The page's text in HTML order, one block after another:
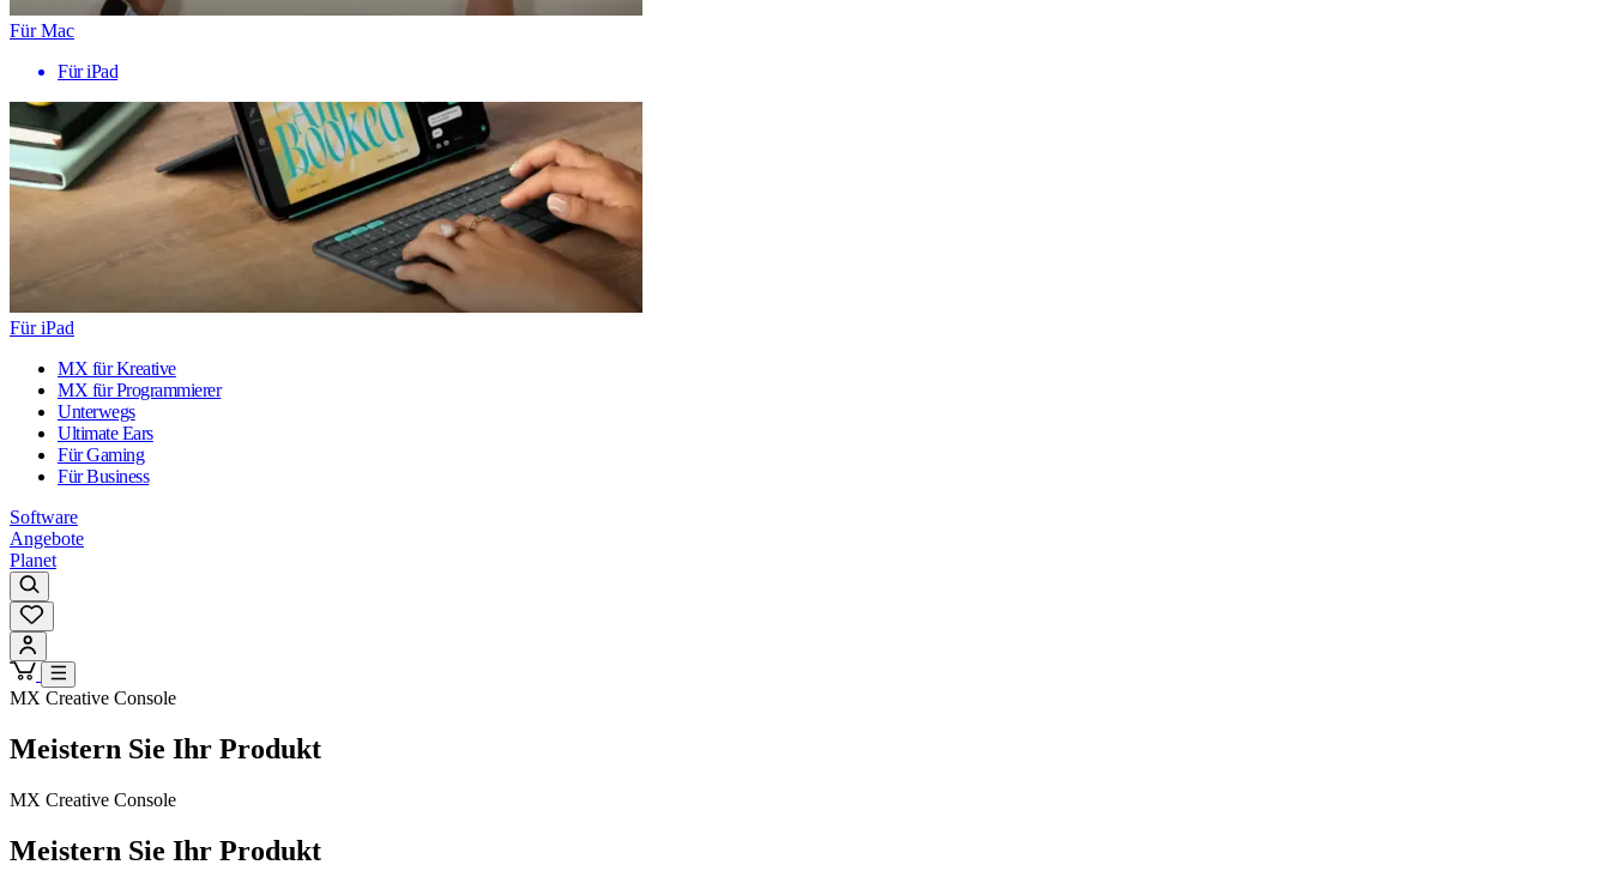
Für Mac
Für iPad
Für iPad
MX für Kreative
MX für Programmierer
Unterwegs
Ultimate Ears
Für Gaming
Für Business
Software
Angebote
Planet
MX Creative Console
Meistern Sie Ihr Produkt
MX Creative Console
Meistern Sie Ihr Produkt